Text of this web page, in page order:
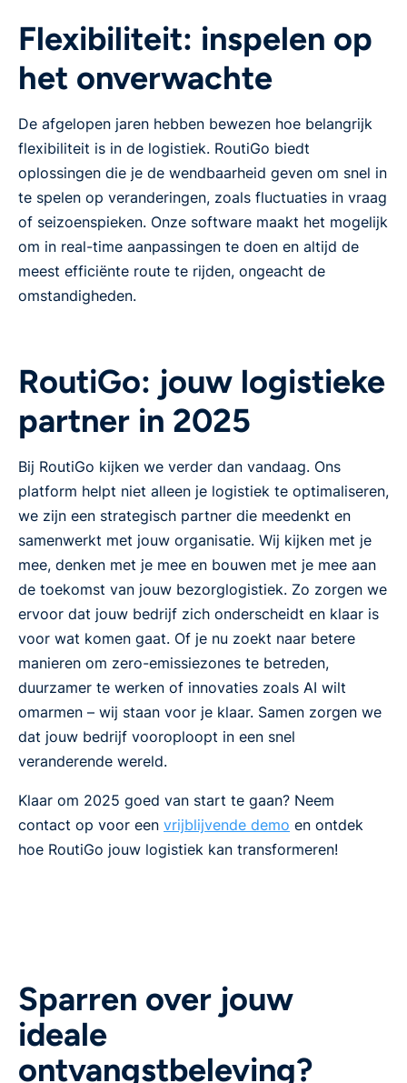
Flexibiliteit: inspelen op
het onverwachte
De afgelopen jaren hebben bewezen hoe belangrijk
flexibiliteit is in de logistiek. RoutiGo biedt
oplossingen die je de wendbaarheid geven om snel in
te spelen op veranderingen, zoals fluctuaties in vraag
of seizoenspieken. Onze software maakt het mogelijk
om in real-time aanpassingen te doen en altijd de
meest efficiënte route te rijden, ongeacht de
omstandigheden.
RoutiGo: jouw logistieke
partner in 2025
Bij RoutiGo kijken we verder dan vandaag. Ons
platform helpt niet alleen je logistiek te optimaliseren,
we zijn een strategisch partner die meedenkt en
samenwerkt met jouw organisatie. Wij kijken met je
mee, denken met je mee en bouwen met je mee aan
de toekomst van jouw bezorglogistiek. Zo zorgen we
ervoor dat jouw bedrijf zich onderscheidt en klaar is
voor wat komen gaat. Of je nu zoekt naar betere
manieren om zero-emissiezones te betreden,
duurzamer te werken of innovaties zoals AI wilt
omarmen – wij staan voor je klaar. Samen zorgen we
dat jouw bedrijf vooroploopt in een snel
veranderende wereld.
Klaar om 2025 goed van start te gaan? Neem
contact op voor een vrijblijvende demo en ontdek
hoe RoutiGo jouw logistiek kan transformeren!
Sparren over jouw
ideale
ontvangstbeleving?